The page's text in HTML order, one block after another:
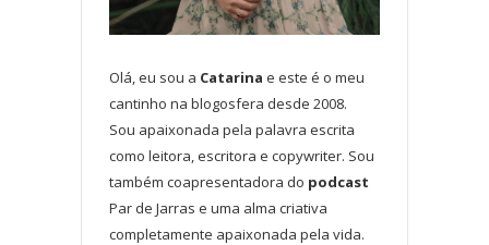
Olá, eu sou a Catarina e este é o meu
cantinho na blogosfera desde 2008.
Sou apaixonada pela palavra escrita
como leitora, escritora e copywriter. Sou
também coapresentadora do podcast
Par de Jarras e uma alma criativa
completamente apaixonada pela vida.